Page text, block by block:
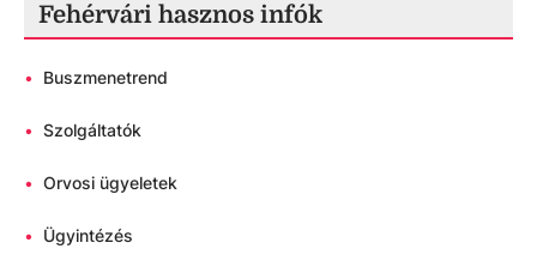
Fehérvári hasznos infók
• Buszmenetrend
• Szolgáltatók
• Orvosi ügyeletek
• Ügyintézés